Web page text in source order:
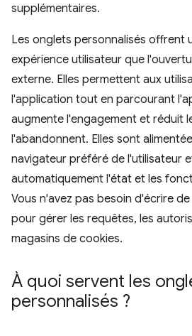
supplémentaires.
Les onglets personnalisés offrent
expérience utilisateur que
externe. Elles permettent aux
l'application tout en parcourant
augmente l'engagement et réduit
l'abandonnent. Elles sont
navigateur préféré de l'utilisateur
automatiquement l'état et les
Vous n'avez pas besoin d'écrire
pour gérer les requêtes, les
magasins de cookies.
À quoi servent les
personnalisés ?